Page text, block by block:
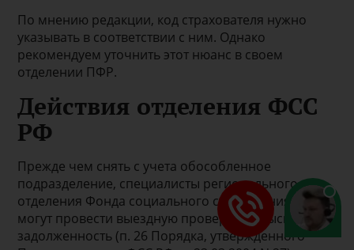
По мнению редакции, код страхователя нужно
указывать в соответствии с ним. Однако
рекомендуем уточнить этот нюанс в своем
отделении ПФР.
Действия отделения ФСС
РФ
Прежде чем снять с учета обособленное
подразделение, специалисты регионального
отделения Фонда социального страхования РФ
могут провести выездную проверку и взыскать
задолженность (п. 26 Порядка, утвержденного